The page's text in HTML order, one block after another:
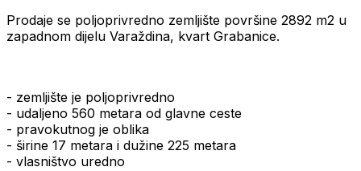
Prodaje se poljoprivredno zemljište površine 2892 m2 u
zapadnom dijelu Varaždina, kvart Grabanice.
- zemljište je poljoprivredno
- udaljeno 560 metara od glavne ceste
- pravokutnog je oblika
- širine 17 metara i dužine 225 metara
- vlasništvo uredno